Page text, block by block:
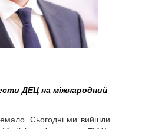
ДЕЦ на міжнародний
Сьогодні ми вийшли